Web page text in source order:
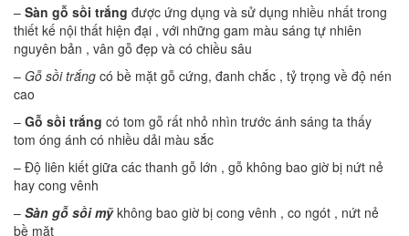
– Sàn gỗ sồi trắng được ứng dụng và sử dụng nhiều nhất trong
thiết kế nội thất hiện đại , với những gam màu sáng tự nhiên
nguyên bản , vân gỗ đẹp và có chiều sâu
– Gỗ sồi trắng có bề mặt gỗ cứng, đanh chắc , tỷ trọng về độ nén
cao
– Gỗ sồi trắng có tom gỗ rất nhỏ nhìn trước ánh sáng ta thấy
tom óng ánh có nhiều dải màu sắc
– Độ liên kiết giữa các thanh gỗ lớn , gỗ không bao giờ bị nứt nẻ
hay cong vênh
– Sàn gỗ sồi mỹkhông bao giờ bị cong vênh , co ngót , nứt nẻ
bề mặt